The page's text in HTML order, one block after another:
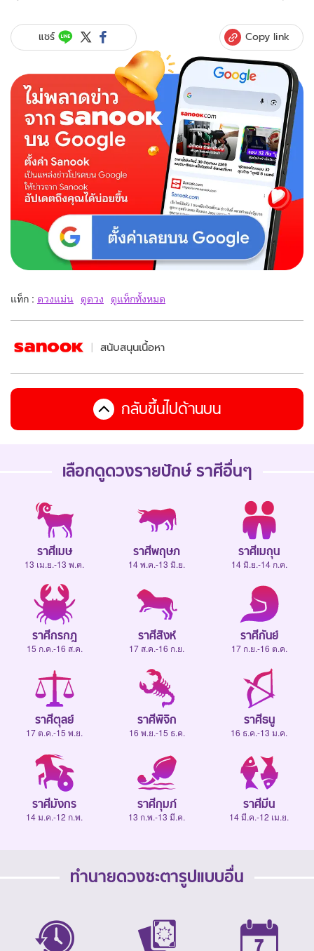
แชร์ Copy link
แท็ก : ดวงแม่น ดูดวง ดูแท็กทั้งหมด
สนับสนุนเนื้อหา
กลับขึ้นไปด้านบน
เลือกดูดวงรายปักษ์ราศีอื่นๆ
ราศีเมษ
13 เม.ย.-13 พ.ค.
ราศีพฤษภ
14 พ.ค.-13 มิ.ย.
ราศีเมถุน
14 มิ.ย.-14 ก.ค.
ราศีกรกฎ
15 ก.ค.-16 ส.ค.
ราศีสิงห์
17 ส.ค.-16 ก.ย.
ราศีกันย์
17 ก.ย.-16 ต.ค.
ราศีตุลย์
17 ต.ค.-15 พ.ย.
ราศีพิจิก
16 พ.ย.-15 ธ.ค.
ราศีธนู
16 ธ.ค.-13 ม.ค.
ราศีมังกร
14 ม.ค.-12 ก.พ.
ราศีกุมภ์
13 ก.พ.-13 มี.ค.
ราศีมีน
14 มี.ค.-12 เม.ย.
ทำนายดวงชะตารูปแบบอื่น